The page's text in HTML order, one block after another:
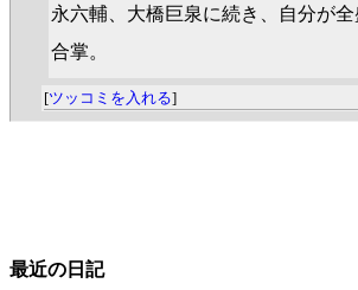
永六輔、大橋巨泉に続き、自分が
合掌。
[ツッコミを入れる]
最近の日記